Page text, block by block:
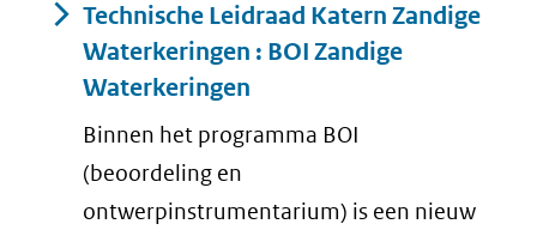
Technische Leidraad Katern Zandige
Waterkeringen : BOI Zandige
Waterkeringen
Binnen het programma BOI
(beoordeling en
ontwerpinstrumentarium) is een nieuw